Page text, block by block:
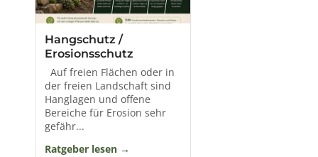
Hangschutz /
Erosionsschutz
Auf freien Flächen oder in
der freien Landschaft sind
Hanglagen und offene
Bereiche für Erosion sehr
gefähr...
Ratgeber lesen